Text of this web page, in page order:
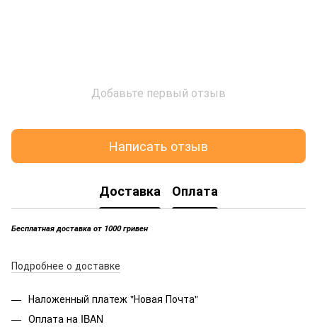
Добавьте первый отзыв
Написать отзыв
Доставка Оплата
Бесплатная доставка от 1000 гривен
Подробнее о доставке
Наложенный платеж "Новая Почта"
Оплата на IBAN